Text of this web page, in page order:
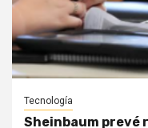
Tecnología
Sheinbaum prevé